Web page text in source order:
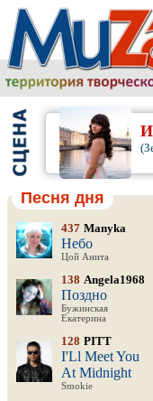
Песня дня
437 Manyka
Небо
Цой Анита
138 Angela1968
Поздно
Бужинская
Екатерина
128 PITT
I'Ll Meet You
At Midnight
Smokie